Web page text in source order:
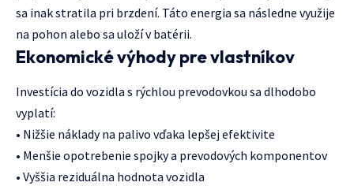
sa inak stratila pri brzdení. Táto energia sa následne využije
na pohon alebo sa uloží v batérii.
Ekonomické výhody pre vlastníkov
Investícia do vozidla s rýchlou prevodovkou sa dlhodobo
vyplatí:
• Nižšie náklady na palivo vďaka lepšej efektivite
• Menšie opotrebenie spojky a prevodových komponentov
• Vyššia reziduálna hodnota vozidla